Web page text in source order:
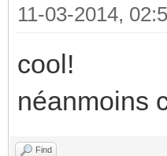
11-03-2014,
cool!
néanmoins
Find